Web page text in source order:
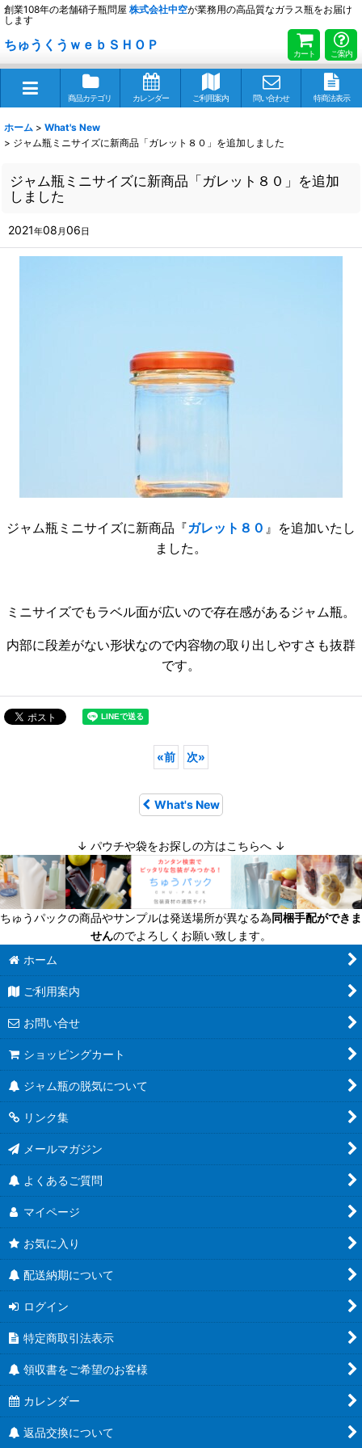
創業108年の老舗硝子瓶問屋 株式会社中空が業務用の高品質なガラス瓶をお届け
します
ちゅうくうｗｅｂＳＨＯＰ
カート ご案内
商品カテゴリ カレンダー ご利用案内 問い合わせ 特商法表示
ホーム > What's New
> ジャム瓶ミニサイズに新商品「ガレット８０」を追加しました
ジャム瓶ミニサイズに新商品「ガレット８０」を追加
しました
2021年08 月06日
ジャム瓶ミニサイズに新商品『ガレット８０ 』を追加いたし
ました。
ミニサイズでもラベル面が広いので存在感があるジャム瓶。
内部に段差がない形状なので内容物の取り出しやすさも抜群
です。
«前 次»
What's New
↓ パウチや袋をお探しの方はこちらへ ↓
ちゅうパックの商品やサンプルは発送場所が異なる為同梱手配ができま
せんのでよろしくお願い致します。
ホーム
ご利用案内
お問い合せ
ショッピングカート
ジャム瓶の脱気について
リンク集
メールマガジン
よくあるご質問
マイページ
お気に入り
配送納期について
ログイン
特定商取引法表示
領収書をご希望のお客様
カレンダー
返品交換について